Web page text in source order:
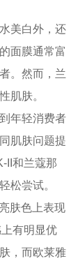
美白外，还
面膜通常富
。然而，兰
肌肤。
年轻消费者
肌肤问题提
II和兰蔻那
松尝试。
肤色上表现
有明显优
，而欧莱雅